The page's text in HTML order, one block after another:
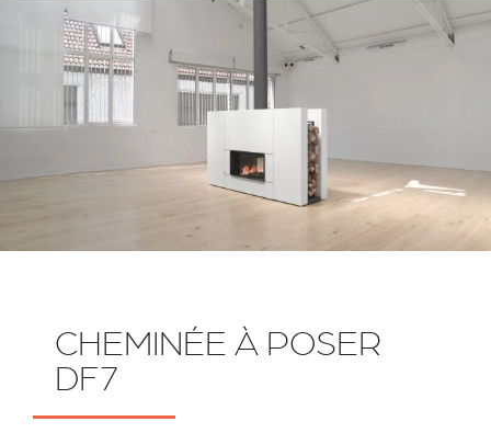
CHEMINÉE À POSER
DF7